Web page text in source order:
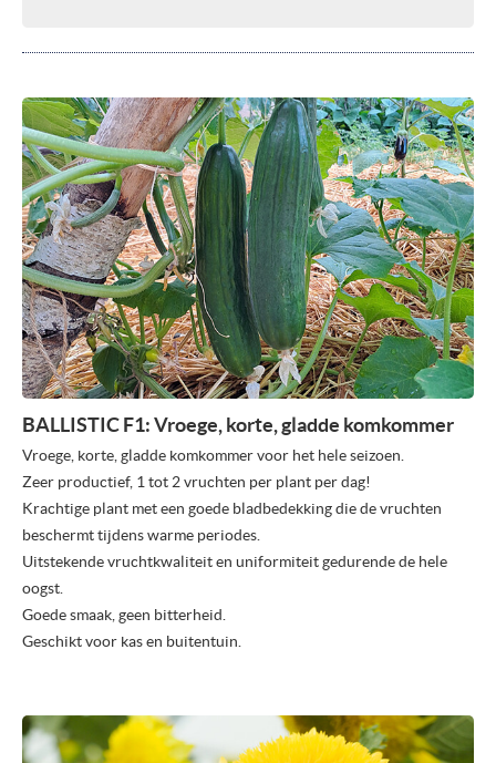
BALLISTIC F1: Vroege, korte, gladde komkommer
Vroege, korte, gladde komkommer voor het hele seizoen.
Zeer productief, 1 tot 2 vruchten per plant per dag!
Krachtige plant met een goede bladbedekking die de vruchten
beschermt tijdens warme periodes.
Uitstekende vruchtkwaliteit en uniformiteit gedurende de hele
oogst.
Goede smaak, geen bitterheid.
Geschikt voor kas en buitentuin.